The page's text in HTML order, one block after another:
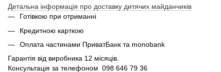
Детальна інформація про доставку дитячих майданчиків
Готівкою при отриманні
Кредитною карткою
Оплата частинами ПриватБанк та monobank
Гарантія від виробника 12 місяців.
Консультація за телефоном 098 646 79 36